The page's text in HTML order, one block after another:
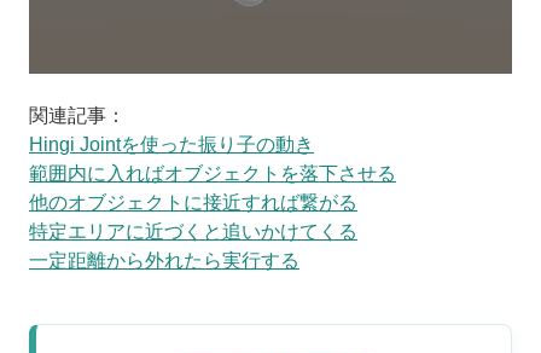
関連記事：
Hingi Jointを使った振り子の動き
範囲内に入ればオブジェクトを落下させる
他のオブジェクトに接近すれば繋がる
特定エリアに近づくと追いかけてくる
一定距離から外れたら実行する